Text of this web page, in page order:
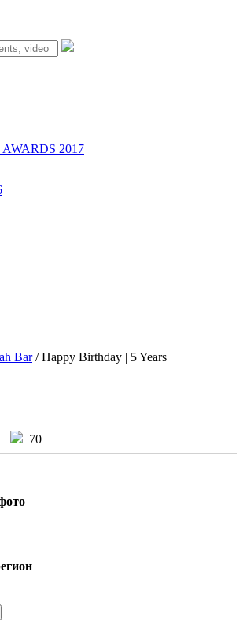
2017
Bar/ Happy Birthday | 5 Years
70